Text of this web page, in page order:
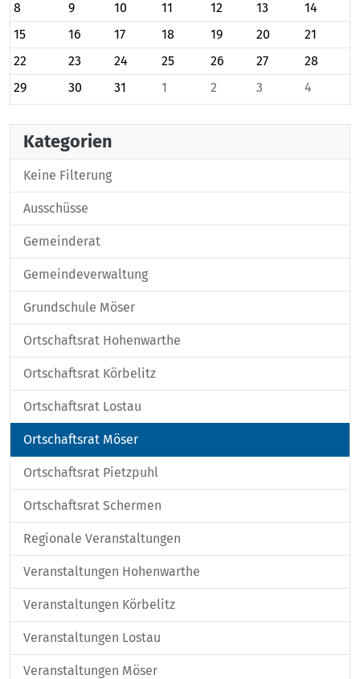
8
9 10 11 12 13
14
15
16 17 18 19 20
21
22
23 24 25 26 27
28
29
30 31 1 2 3 4
Kategorien
Keine Filterung
Ausschüsse
Gemeinderat
Gemeindeverwaltung
Grundschule Möser
Ortschaftsrat Hohenwarthe
Ortschaftsrat Körbelitz
Ortschaftsrat Lostau
Ortschaftsrat Möser
Ortschaftsrat Pietzpuhl
Ortschaftsrat Schermen
Regionale Veranstaltungen
Veranstaltungen Hohenwarthe
Veranstaltungen Körbelitz
Veranstaltungen Lostau
Veranstaltungen Möser